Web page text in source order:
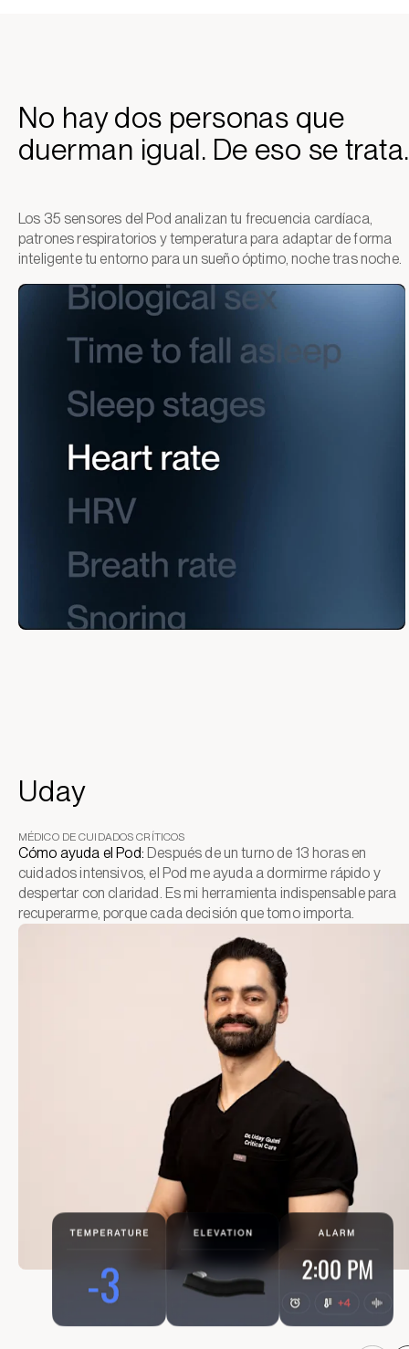
No hay dos personas que
duerman igual. De eso se trata.
Los 35 sensores del Pod analizan tu frecuencia cardíaca,
patrones respiratorios y temperatura para adaptar de forma
inteligente tu entorno para un sueño óptimo, noche tras noche.
Uday
MÉDICO DE CUIDADOS CRÍTICOS
Cómo ayuda el Pod: Después de un turno de 13 horas en
cuidados intensivos, el Pod me ayuda a dormirme rápido y
despertar con claridad. Es mi herramienta indispensable para
recuperarme, porque cada decisión que tomo importa.